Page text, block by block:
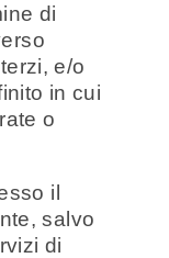
di
e/o
in cui
o
il
salvo
di